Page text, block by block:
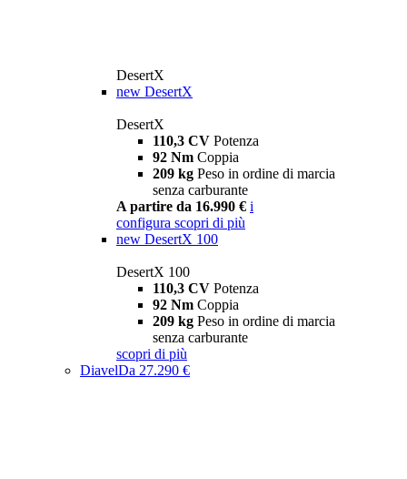
DesertX
new DesertX
DesertX
110,3 CV Potenza
92 Nm Coppia
209 kg Peso in ordine di marcia
senza carburante
A partire da 16.990 € i
configura scopri di più
new DesertX 100
DesertX 100
110,3 CV Potenza
92 Nm Coppia
209 kg Peso in ordine di marcia
senza carburante
scopri di più
DiavelDa 27.290 €